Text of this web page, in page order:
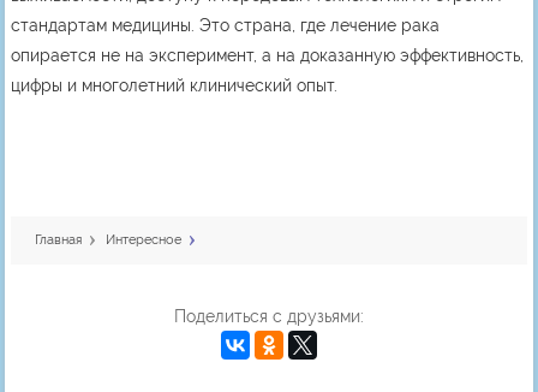
стандартам медицины. Это страна, где лечение рака
опирается не на эксперимент, а на доказанную эффективность,
цифры и многолетний клинический опыт.
Главная Интересное
Поделиться с друзьями: